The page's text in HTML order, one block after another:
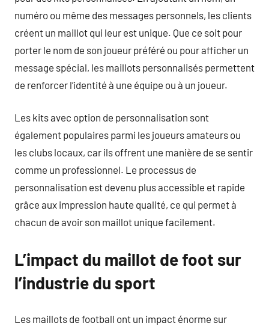
numéro ou même des messages personnels, les clients
créent un maillot qui leur est unique. Que ce soit pour
porter le nom de son joueur préféré ou pour afficher un
message spécial, les maillots personnalisés permettent
de renforcer l’identité à une équipe ou à un joueur.
Les kits avec option de personnalisation sont
également populaires parmi les joueurs amateurs ou
les clubs locaux, car ils offrent une manière de se sentir
comme un professionnel. Le processus de
personnalisation est devenu plus accessible et rapide
grâce aux impression haute qualité, ce qui permet à
chacun de avoir son maillot unique facilement.
L’impact du maillot de foot sur
l’industrie du sport
Les maillots de football ont un impact énorme sur